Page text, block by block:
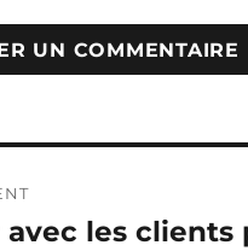
avec les clients